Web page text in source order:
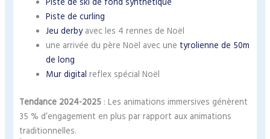
Piste de ski de fond synthétique
Piste de curling
Jeu derbyavec les 4 rennes de Noël
une arrivée du père Noël avec une tyrolienne de 50m
de long
Mur digital reflex spécial Noël
Tendance 2024-2025 : Les animations immersives génèrent
35 % d’engagement en plus par rapport aux animations
traditionnelles.